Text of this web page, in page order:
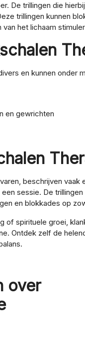
De trillingen die
trillingen kunnen
het lichaam
en kunnen onder
en gewrichten
beschrijven vaak
sessie. De
en blokkades op
of spirituele groei,
Ontdek zelf de
over